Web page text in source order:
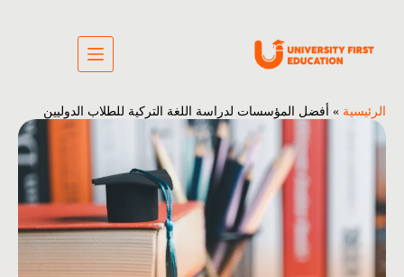
الرئيسية » أفضل المؤسسات لدراسة اللغة التركية للطلاب الدوليين